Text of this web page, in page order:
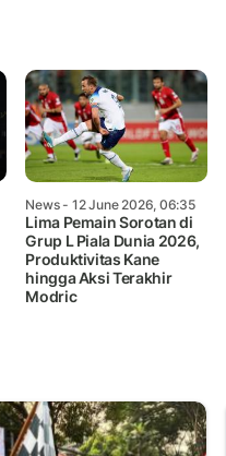
News- 12 June 2026, 06:35
Lima Pemain Sorotan di
Grup L Piala Dunia 2026,
Produktivitas Kane
hingga Aksi Terakhir
Modric